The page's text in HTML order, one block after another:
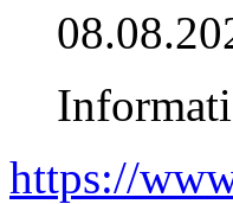
https://